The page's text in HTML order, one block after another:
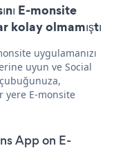
E-monsite
kolay olmamıştı
uygulamanızı
uyun ve Social
E-monsite
App on E-